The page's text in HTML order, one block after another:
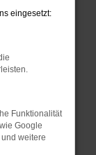
eingesetzt:
Funktionalität
Google
weitere